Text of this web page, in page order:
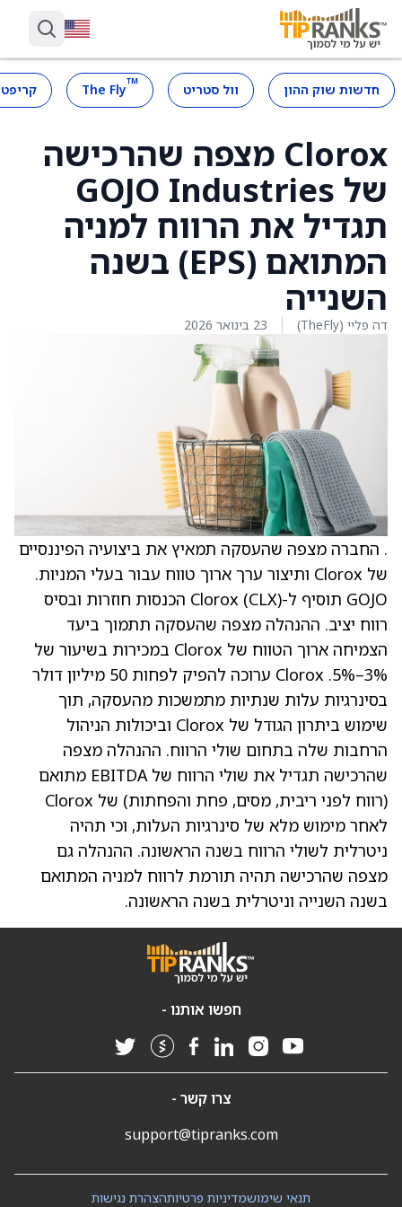
חדשות שוק ההון וול סטריט ™
The Fly
Clorox מצפה שהרכישה
של GOJO Industries
תגדיל את הרווח למניה
המתואם (EPS) בשנה
השנייה
דה פליי (TheFly) 23 בינואר 2026
. החברה מצפה שהעסקה תמאיץ את ביצועיה הפיננסיים
של Clorox ותיצור ערך ארוך טווח עבור בעלי המניות.
GOJO תוסיף ל-Clorox (CLX) הכנסות חוזרות ובסיס
רווח יציב. ההנהלה מצפה שהעסקה תתמוך ביעד
הצמיחה ארוך הטווח של Clorox במכירות בשיעור של
3%–5%. Clorox ערוכה להפיק לפחות 50 מיליון דולר
בסינרגיות עלות שנתיות מתמשכות מהעסקה, תוך
שימוש ביתרון הגודל של Clorox וביכולות הניהול
הרחבות שלה בתחום שולי הרווח. ההנהלה מצפה
שהרכישה תגדיל את שולי הרווח של EBITDA מתואם
(רווח לפני ריבית, מסים, פחת והפחתות) של Clorox
לאחר מימוש מלא של סינרגיות העלות, וכי תהיה
ניטרלית לשולי הרווח בשנה הראשונה. ההנהלה גם
מצפה שהרכישה תהיה תורמת לרווח למניה המתואם
בשנה השנייה וניטרלית בשנה הראשונה.
חפשו אותנו -
צרו קשר -
support@tipranks.com
הצהרת נגישותמדיניות פרטיותתנאי שימוש